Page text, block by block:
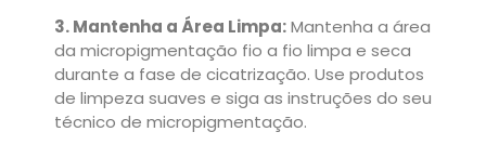
3. Mantenha a Área Limpa:Mantenha a área
da micropigmentação fio a fio limpa e seca
durante a fase de cicatrização. Use produtos
de limpeza suaves e siga as instruções do seu
técnico de micropigmentação.